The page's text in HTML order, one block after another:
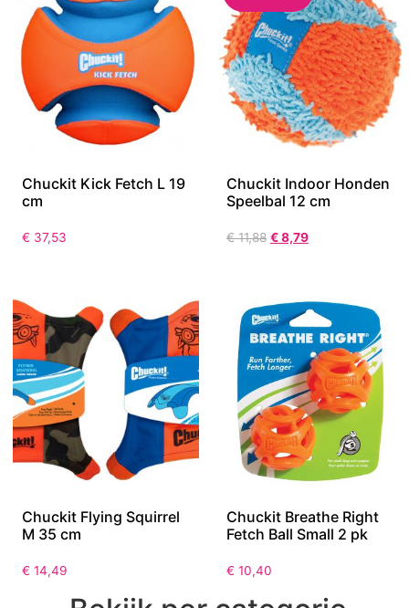
Chuckit Kick Fetch L 19
cm
€ 37,53
Chuckit Indoor Honden
Speelbal 12 cm
€11,88 €8,79
Chuckit Flying Squirrel
M 35 cm
€ 14,49
Chuckit Breathe Right
Fetch Ball Small 2 pk
€ 10,40